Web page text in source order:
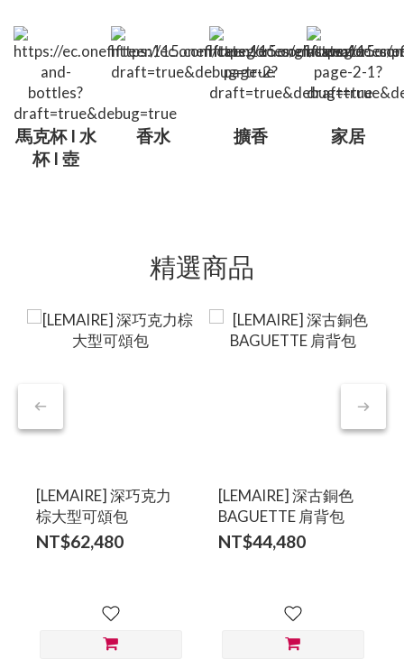
馬克杯 I 水
杯 I 壺
香水 擴香 家居
精選商品
[LEMAIRE] 深巧克力
棕大型可頌包
NT$62,480
[LEMAIRE] 深古銅色
BAGUETTE 肩背包
NT$44,480